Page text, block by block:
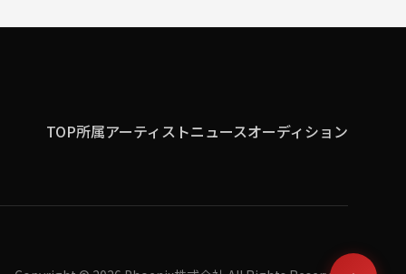
TOP所属アーティストニュースオーディション